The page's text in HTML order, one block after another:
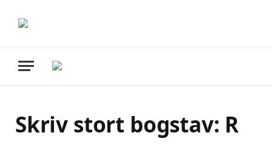
Skriv stort bogstav: R